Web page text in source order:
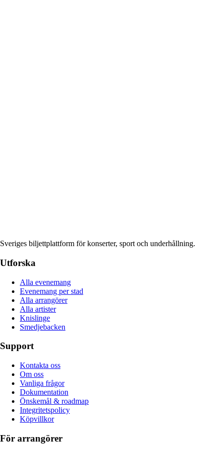
Sveriges biljettplattform för konserter, sport och underhållning.
Utforska
Alla evenemang
Evenemang per stad
Alla arrangörer
Alla artister
Knislinge
Smedjebacken
Support
Kontakta oss
Om oss
Vanliga frågor
Dokumentation
Önskemål & roadmap
Integritetspolicy
Köpvillkor
För arrangörer